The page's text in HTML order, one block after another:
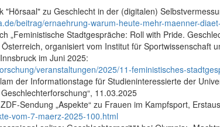
"Hörsaal" zu Geschlecht in der (digitalen)
beitrag/ernaehrung-warum-heute-mehr-maenner-
„Feministische Stadtgespräche: Roll with Pride.
organisiert vom Institut für Sportwissenschaft
im Juni 2025:
veranstaltungen/2025/11-feministisches-
der Informationstage für Studieninteressierte der
11.03.2025
Sendung „Aspekte“ zu Frauen im Kampfsport,
vom-7-maerz-2025-100.html